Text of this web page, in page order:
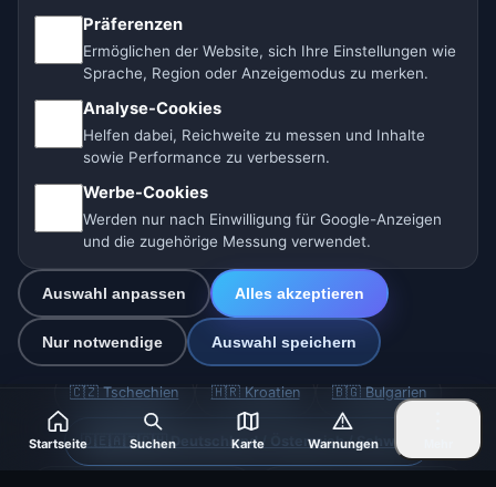
Wir helfen Tieren
Sitemap
Einstellungen
🇨🇭 Wetter Schweiz
Unsere Wetterseiten:
🇨🇿 Tschechien 🇭🇷 Kroatien 🇧🇬 Bulgarien
🇩🇪🇦🇹🇨🇭 Deutschland / Österreich / Schweiz
Startseite Suchen Karte Warnungen
Präferenzen
Ermöglichen der Website, sich Ihre Einstellungen wie
Sprache, Region oder Anzeigemodus zu merken.
Analyse-Cookies
Helfen dabei, Reichweite zu messen und Inhalte
sowie Performance zu verbessern.
Werbe-Cookies
Werden nur nach Einwilligung für Google-Anzeigen
und die zugehörige Messung verwendet.
Auswahl anpassen Alles akzeptieren
Nur notwendige Auswahl speichern